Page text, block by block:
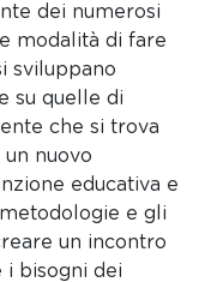
dei numerosi
modalità di fare
sviluppano
su quelle di
che si trova
un nuovo
educativa e
e gli
un incontro
bisogni dei